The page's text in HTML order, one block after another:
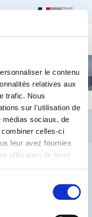
le contenu
relatives aux
trafic. Nous
sur l'utilisation de
médias sociaux, de
celles-ci
leur avez fournies
utilisation de leurs
Lanceurs d’alerte